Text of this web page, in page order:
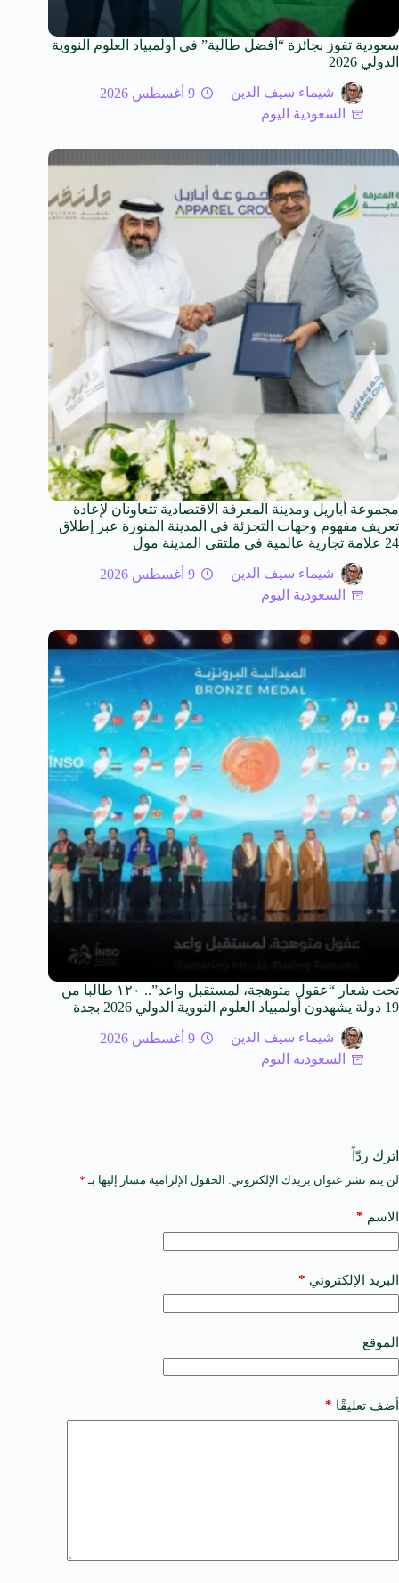
سعودية تفوز بجائزة “أفضل طالبة” في أولمبياد العلوم النووية
الدولي 2026
شيماء سيف الدين
9 أغسطس 2026
السعودية اليوم
مجموعة أباريل ومدينة المعرفة الاقتصادية تتعاونان لإعادة
تعريف مفهوم وجهات التجزئة في المدينة المنورة عبر إطلاق
24 علامة تجارية عالمية في ملتقى المدينة مول
شيماء سيف الدين
9 أغسطس 2026
السعودية اليوم
تحت شعار “عقول متوهجة، لمستقبل واعد”.. ١٢٠ طالبا من
19 دولة يشهدون أولمبياد العلوم النووية الدولي 2026 بجدة
شيماء سيف الدين
9 أغسطس 2026
السعودية اليوم
اترك ردّاً
لن يتم نشر عنوان بريدك الإلكتروني. الحقول الإلزامية مشار إليها بـ *
الاسم *
البريد الإلكتروني *
الموقع
أضف تعليقًا *
A
t
e
a
t
i
e
: